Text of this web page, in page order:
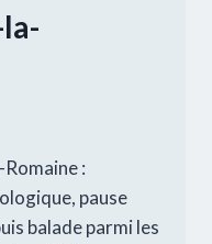
:
pause
balade parmi les